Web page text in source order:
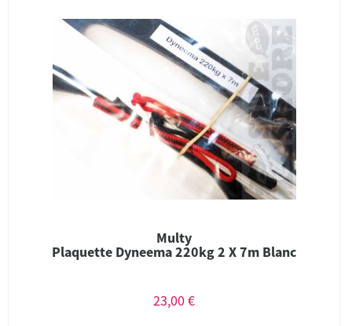
Multy
Plaquette Dyneema 220kg 2 X 7m Blanc
23,00 €